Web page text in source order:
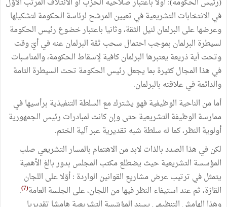
في الانتخابات التشريعية في تعيين المرشح لرئاسة الحكومة لتشكيلها
وعرضها على البرلمان لنيل الثقة، وثانيا باعتبار خضوع رئيس الحكومة
لسيطرة البرلمان بموجب احتمال سحب ثقة البرلمان عنه في أيّ وقت
وتحت أية ذريعة يعتبرها البرلمان كافية لإسقاط الحكومة، ‏والمناسبات
في هذا المجال كثيرة بما يجعل رئيس الحكومة تحت السيطرة التامة
والدائمة في علاقته بالبرلمان.
‏أما من الناحية الوظيفية فهو يشترك مع السلطة التنفيذية برأسيها في
ممارسة الوظيفة التشريعية حتى وإن كانت لمبادرات رئيس الجمهورية
أولوية النظر، ‏كما له سلطة شبه تقديرية عبر آلية الختم.
‏لكن في هذا الصدد بالذات لابد من الاهتمام بالمسار التشريعي صلب
المؤسسة التشريعية حيث يضطلع مكتب المجلس بدور بالغ الأهمية
يتمثل في ترتيب عرض مشاريع القوانين الواردة : أوّلا على اللجان
القارّة، ثم عند استيفاء النظر فيها من اللجان، على الجلسة العامة(7)
.